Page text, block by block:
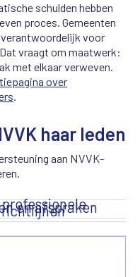
schulden hebben
proces. Gemeenten
voor
vraagt om maatwerk:
met elkaar verweven.
over
.
haar leden
aan NVVK-
richtlijnen
en afspraken